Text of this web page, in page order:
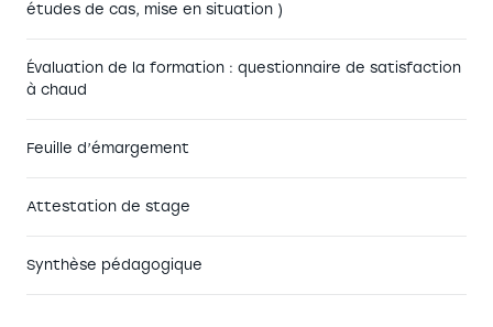
études de cas, mise en situation )
Évaluation de la formation : questionnaire de satisfaction
à chaud
Feuille d’émargement
Attestation de stage
Synthèse pédagogique